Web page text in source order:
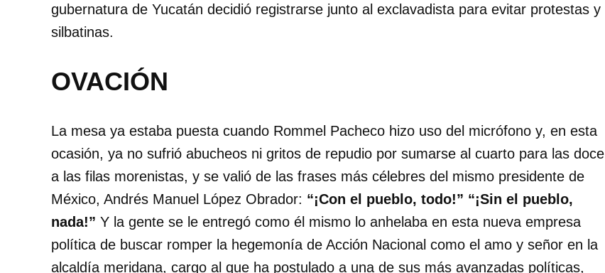
gubernatura de Yucatán decidió registrarse junto al exclavadista para evitar protestas y
silbatinas.
OVACIÓN
La mesa ya estaba puesta cuando Rommel Pacheco hizo uso del micrófono y, en esta
ocasión, ya no sufrió abucheos ni gritos de repudio por sumarse al cuarto para las doce
a las filas morenistas, y se valió de las frases más célebres del mismo presidente de
México, Andrés Manuel López Obrador: “¡Con el pueblo, todo!” “¡Sin el pueblo,
nada!” Y la gente se le entregó como él mismo lo anhelaba en esta nueva empresa
política de buscar romper la hegemonía de Acción Nacional como el amo y señor en la
alcaldía meridana, cargo al que ha postulado a una de sus más avanzadas políticas,